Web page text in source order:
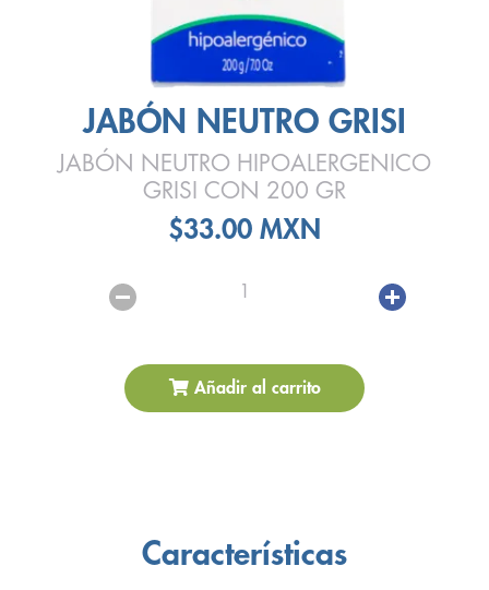
JABÓN NEUTRO GRISI
JABÓN NEUTRO HIPOALERGENICO
GRISI CON 200 GR
$33.00 MXN
1
Añadir al carrito
Características